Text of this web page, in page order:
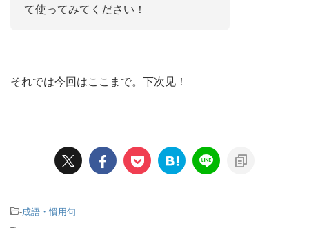
て使ってみてください！
それでは今回はここまで。下次见！
-成語・慣用句